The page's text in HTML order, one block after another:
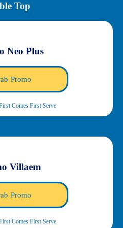
Top
Neo Plus
Promo
Comes First Serve
Villaem
Promo
Comes First Serve